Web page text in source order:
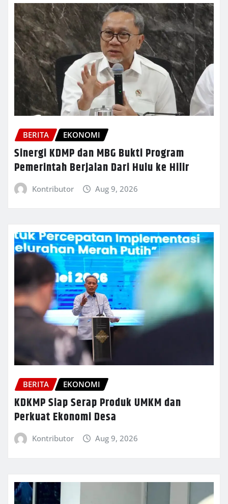
BERITA EKONOMI
Sinergi KDMP dan MBG Bukti Program
Pemerintah Berjalan Dari Hulu ke Hilir
Kontributor Aug 9, 2026
BERITA EKONOMI
KDKMP Siap Serap Produk UMKM dan
Perkuat Ekonomi Desa
Kontributor Aug 9, 2026